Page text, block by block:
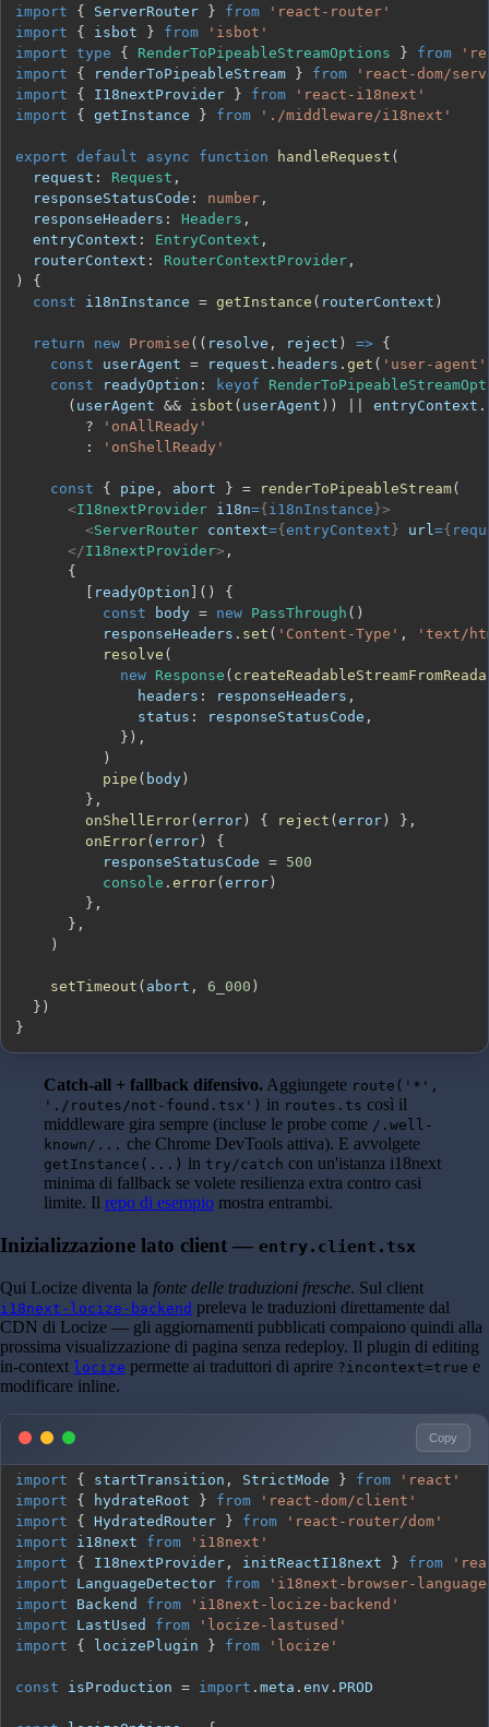
import
{ ServerRouter } from
'react-router'
import
{ isbot } from
'isbot'
import type { RenderToPipeableStreamOptions } from
import
{ renderToPipeableStream } from
'react-dom/
import
{ I18nextProvider } from
'react-i18next'
import
{ getInstance } from './middleware/i18next'
export default async function handleRequest (
  request
: Request ,
  responseStatusCode
: number ,
  responseHeaders
: Headers ,
  entryContext
: EntryContext ,
  routerContext
: RouterContextProvider ,
)
{
const i18nInstance = getInstance ( routerContext )
return new Promise ( ( resolve , reject ) => {
const userAgent = request . headers . get ( 'user-agent'
const readyOption : keyof
( userAgent && isbot ( userAgent ) ) entryContext .
?
'onAllReady'
:
'onShellReady'
const { pipe , abort } = renderToPipeableStream(
<I18nextProvider i18n={ i18nInstance }>
<ServerRouter context={ entryContext } url={
</I18nextProvider> ,
{
readyOption ( )
{
const body = new PassThrough ( )
          responseHeaders
. set ( 'Content-Type' ,
'text/
resolve (
new Response (
              headers
: responseHeaders ,
              status
: responseStatusCode ,
} ) ,
)
pipe ( body )
} ,
onShellError( error ) { reject ( error ) } ,
onError( error )
{
          responseStatusCode
= 500
console . error( error )
} ,
} ,
)
setTimeout ( abort , 6_000 )
} )
}
Catch-all + fallback difensivo. Aggiungete route('*',
'./routes/not-found.tsx') in routes.ts così il
middleware gira sempre (incluse le probe come /.well-
known/... che Chrome DevTools attiva). E avvolgete
getInstance(...) in try/catch con un'istanza i18next
minima di fallback se volete resilienza extra contro casi
limite. Il repo di esempio mostra entrambi.
Inizializzazione lato client — entry.client.tsx
Qui Locize diventa la fonte delle traduzioni fresche. Sul client
i18next-locize-backend preleva le traduzioni direttamente dal
CDN di Locize — gli aggiornamenti pubblicati compaiono quindi alla
prossima visualizzazione di pagina senza redeploy. Il plugin di editing
in-context locize permette ai traduttori di aprire ?incontext=true e
modificare inline.
Copy
import { startTransition , StrictMode } from
'react'
import
{ hydrateRoot } from
'react-dom/client'
import
{ HydratedRouter } from
'react-router/dom'
import
i18next from
'i18next'
import
{ I18nextProvider , initReactI18next } from
import
LanguageDetector from
'i18next-browser-
import
Backend from
'i18next-locize-backend'
import
LastUsed from
'locize-lastused'
import
{ locizePlugin } from 'locize'
const isProduction = import . meta . env . PROD